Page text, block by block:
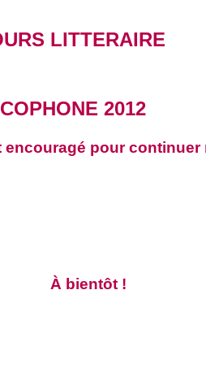
LITTERAIRE
2012
encouragé pour
À bientôt !